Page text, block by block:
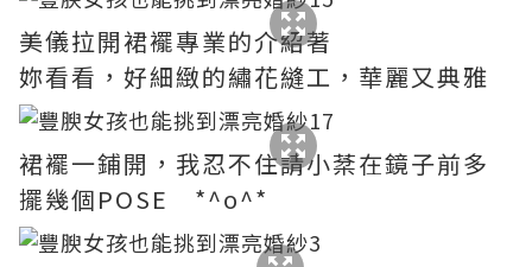
美儀拉開裙襬專業的介紹著
妳看看，好細緻的繡花縫工，華麗又典雅
裙襬一鋪開，我忍不住請小棻在鏡子前多
擺幾個POSE *^ο^*